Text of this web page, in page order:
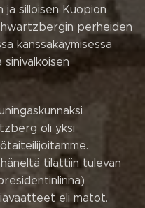
ja silloisen Kuopion
perheiden
kanssakäymisessä
oli yksi
tilattiin tulevan
eli matot.